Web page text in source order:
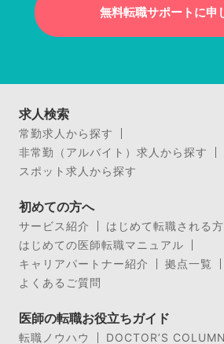
無料転職サポートに申
求人検索
常勤求人から探す
非常勤（アルバイト）求人から探す
スポット求人から探す
初めての方へ
サービス紹介
はじめて転職される
はじめての医師転職マニュアル
キャリアパートナー紹介
拠点一覧
よくあるご質問
医師の転職お役立ちガイド
転職ノウハウ
DOCTOR’S COLUMN